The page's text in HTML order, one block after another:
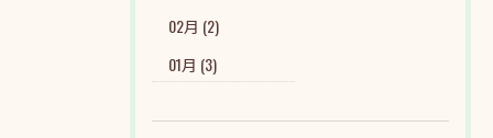
02月 (2)
01月 (3)